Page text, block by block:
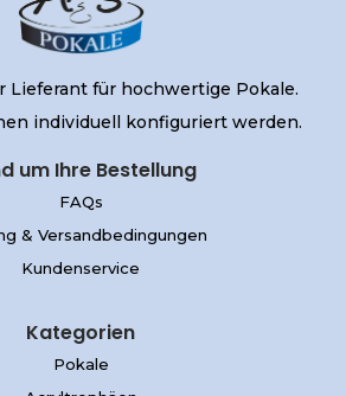
Lieferant für hochwertige Pokale.
individuell konfiguriert werden.
um Ihre Bestellung
FAQs
& Versandbedingungen
Kundenservice
Kategorien
Pokale